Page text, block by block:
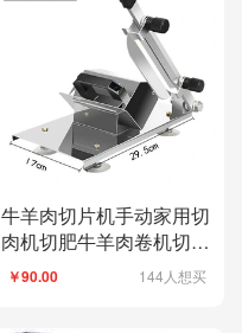
牛羊肉切片机手动家用切
肉机切肥牛羊肉卷机切肉
片机冻肉刨肉机
￥90.00 144人想买